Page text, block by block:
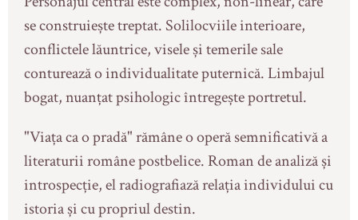
se construiește treptat. Solilocviile interioare,
conflictele lăuntrice, visele și temerile sale
conturează o individualitate puternică. Limbajul
bogat, nuanțat psihologic întregește portretul.
"Viața ca o pradă" rămâne o operă semnificativă a
literaturii române postbelice. Roman de analiză și
introspecție, el radiografiază relația individului cu
istoria și cu propriul destin.